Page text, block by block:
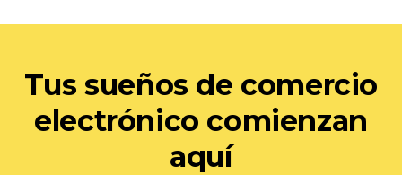
Tus sueños de comercio
electrónico comienzan
aquí